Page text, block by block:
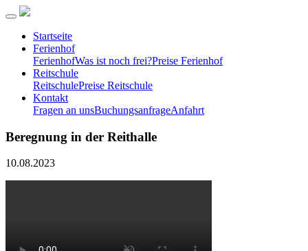
Startseite
Ferienhof
FerienhofWas ist noch frei?Preise Ferienhof
Reitschule
ReitschulePreise Reitschule
Kontakt
Fragen an unsBuchungsanfrageAnfahrt
Beregnung in der Reithalle
10.08.2023